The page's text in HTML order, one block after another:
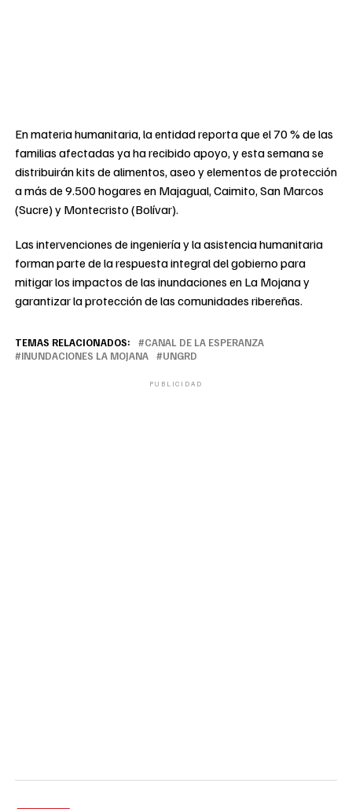
En materia humanitaria, la entidad reporta que el 70 % de las
familias afectadas ya ha recibido apoyo, y esta semana se
distribuirán kits de alimentos, aseo y elementos de protección
a más de 9.500 hogares en Majagual, Caimito, San Marcos
(Sucre) y Montecristo (Bolívar).
Las intervenciones de ingeniería y la asistencia humanitaria
forman parte de la respuesta integral del gobierno para
mitigar los impactos de las inundaciones en La Mojana y
garantizar la protección de las comunidades ribereñas.
TEMAS RELACIONADOS:
CANAL DE LA ESPERANZA
INUNDACIONES LA MOJANA
UNGRD
PUBLICIDAD